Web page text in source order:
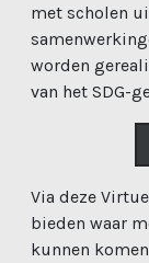
met scholen
worden
van het SDG-
Via deze
bieden waar
kunnen